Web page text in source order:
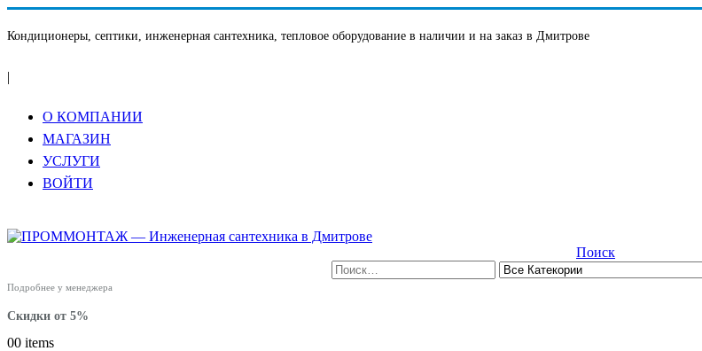
Кондиционеры, септики, инженерная сантехника, тепловое оборудование в наличии и на заказ в Дмитрове
|
О КОМПАНИИ
МАГАЗИН
УСЛУГИ
ВОЙТИ
Поиск
Подробнее у менеджера
Скидки от 5%
00 items